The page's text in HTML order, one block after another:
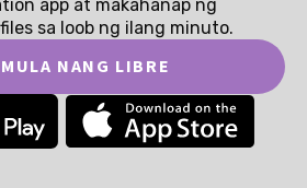
app at makahanap ng
sa loob ng ilang minuto.
NANG LIBRE